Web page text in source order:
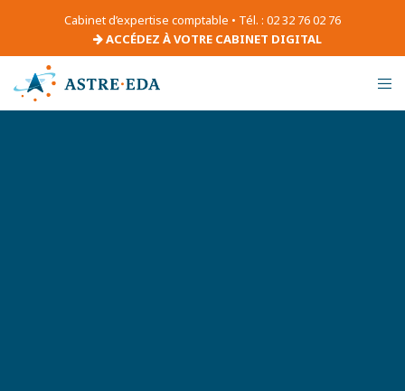
Cabinet d’expertise comptable • Tél. : 02 32 76 02 76
ACCÉDEZ À VOTRE CABINET DIGITAL